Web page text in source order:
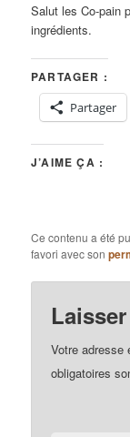
Salut les Co-pain
ingrédients.
PARTAGER :
Partager
J’AIME ÇA :
Ce contenu a été
favori avec son
Votre adresse
obligatoires